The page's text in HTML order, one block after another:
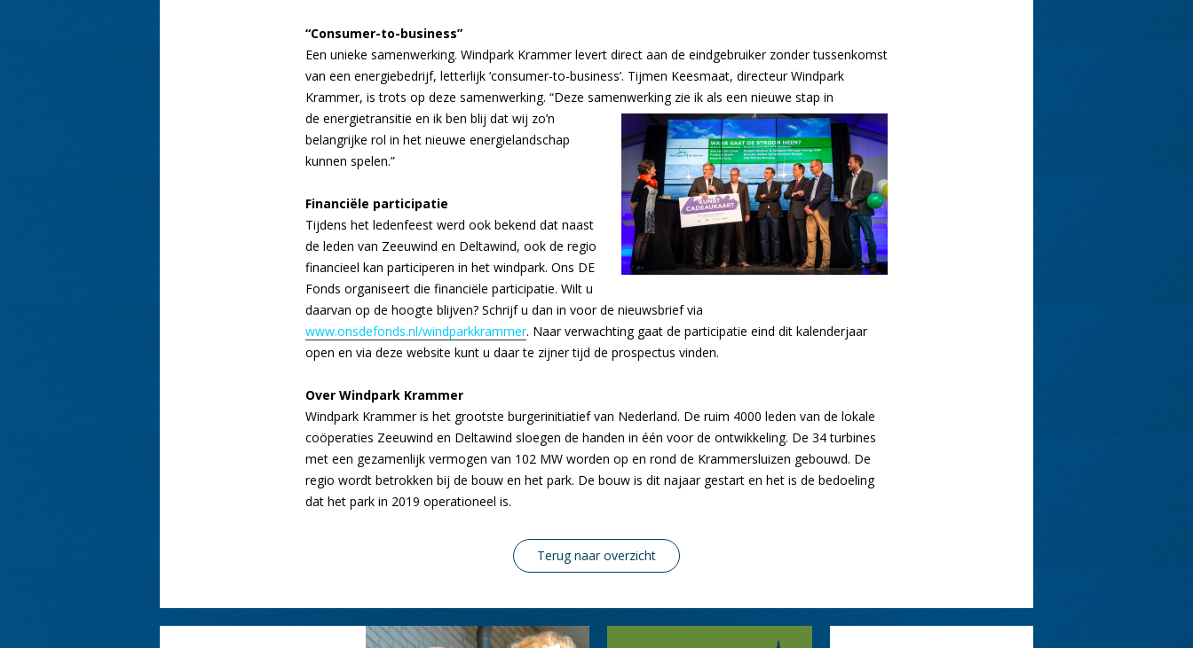
“Consumer-to-business”
Een unieke samenwerking. Windpark Krammer levert direct aan de eindgebruiker zonder tussenkomst
van een energiebedrijf, letterlijk ‘consumer-to-business’. Tijmen Keesmaat, directeur Windpark
Krammer, is trots op deze samenwerking. “Deze samenwerking zie ik als een nieuwe stap in
de energietransitie en ik ben blij dat wij zo’n
belangrijke rol in het nieuwe energielandschap
kunnen spelen.”
Financiële participatie
Tijdens het ledenfeest werd ook bekend dat naast
de leden van Zeeuwind en Deltawind, ook de regio
financieel kan participeren in het windpark. Ons DE
Fonds organiseert die financiële participatie. Wilt u
daarvan op de hoogte blijven? Schrijf u dan in voor de nieuwsbrief via
www.onsdefonds.nl/windparkkrammer. Naar verwachting gaat de participatie eind dit kalenderjaar
open en via deze website kunt u daar te zijner tijd de prospectus vinden.
Over Windpark Krammer
Windpark Krammer is het grootste burgerinitiatief van Nederland. De ruim 4000 leden van de lokale
coöperaties Zeeuwind en Deltawind sloegen de handen in één voor de ontwikkeling. De 34 turbines
met een gezamenlijk vermogen van 102 MW worden op en rond de Krammersluizen gebouwd. De
regio wordt betrokken bij de bouw en het park. De bouw is dit najaar gestart en het is de bedoeling
dat het park in 2019 operationeel is.
Terug naar overzicht